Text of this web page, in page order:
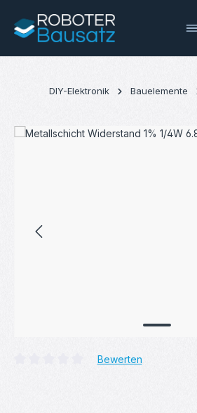
Zum Hauptinhalt springen
DIY-Elektronik Bauelemente
Bildergalerie überspringen
Durchschnittliche Bewertung von 0
Bewerten